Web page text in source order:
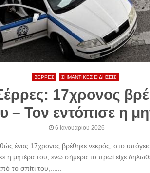
ΣΕΡΡΕΣ ΣΗΜΑΝΤΙΚΕΣ ΕΙΔΗΣΕΙΣ
17χρονος
– Τον εντόπισε η
6 Ιανουαρίου 2026
ένας 17χρονος βρέθηκε νεκρός, στο
μητέρα του, ενώ σήμερα το πρωί είχε
το σπίτι του,......